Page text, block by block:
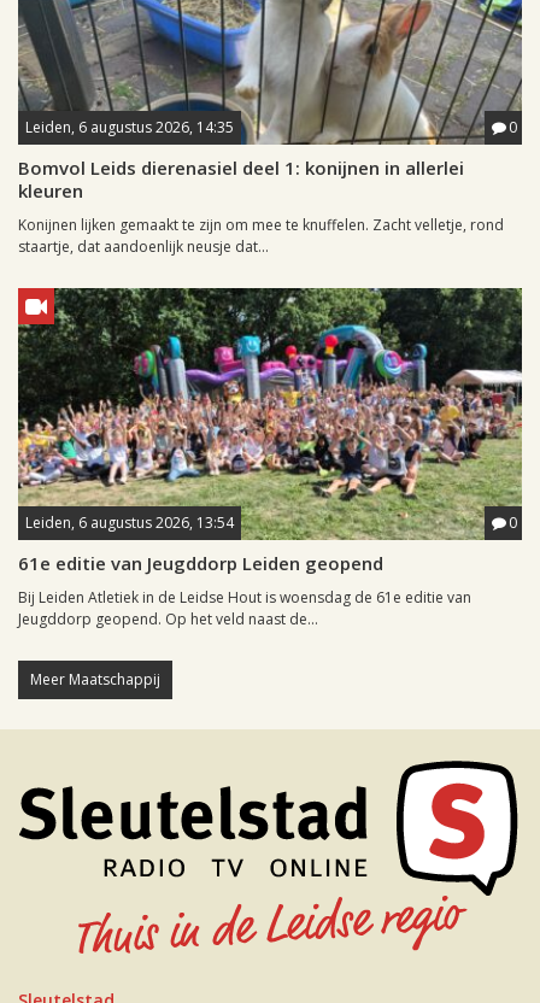
Leiden, 6 augustus 2026, 14:35 0
Bomvol Leids dierenasiel deel 1: konijnen in allerlei
kleuren
Konijnen lijken gemaakt te zijn om mee te knuffelen. Zacht velletje, rond
staartje, dat aandoenlijk neusje dat...
Leiden, 6 augustus 2026, 13:54 0
61e editie van Jeugddorp Leiden geopend
Bij Leiden Atletiek in de Leidse Hout is woensdag de 61e editie van
Jeugddorp geopend. Op het veld naast de...
Meer Maatschappij